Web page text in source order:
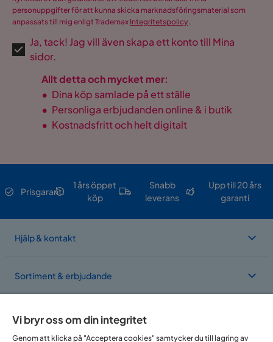
personuppgifter för att kunna skicka marknadsföringsmaterial som
anpassats till mig enligt Trademax Integritetspolicy.
Ja, tack! Jag vill även skapa ett konto till Mina
sidor.
Allt detta och mycket mer:
• Dina köp samlade på ett ställe
• Personliga erbjudanden online & i butik
• Kostnadsfritt och helt digitalt
Prisgaranti
1 års öppet
köp
Snabb
leverans
Upp till 20 års
garanti
Hjälp & kontakt
Sortiment & erbjudande
Om Trademax
Vi bryr oss om din integritet
Genom att klicka på "Acceptera cookies" samtycker du till lagring av